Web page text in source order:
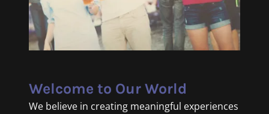
Welcome to Our World
We believe in creating meaningful experiences